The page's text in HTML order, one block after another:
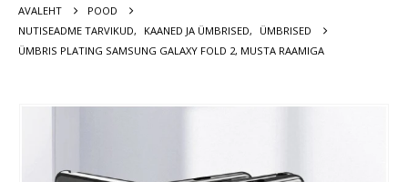
AVALEHT
POOD
NUTISEADME TARVIKUD, KAANED JA ÜMBRISED,
ÜMBRISED
ÜMBRIS PLATING SAMSUNG GALAXY FOLD 2, MUSTA RAAMIGA